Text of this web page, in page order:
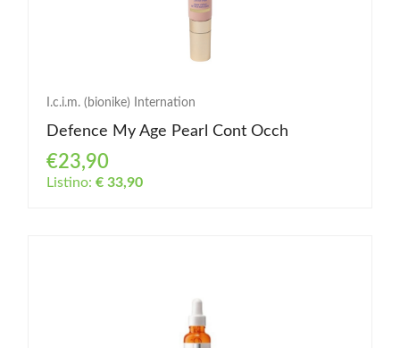
I.c.i.m. (bionike) Internation
Defence My Age Pearl Cont Occh
€23,90
Listino: € 33,90